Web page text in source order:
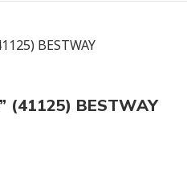
(41125) BESTWAY